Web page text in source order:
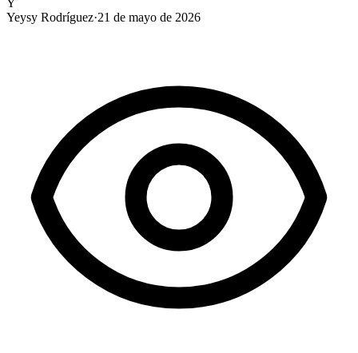
Yeysy Rodríguez·21 de mayo de 2026